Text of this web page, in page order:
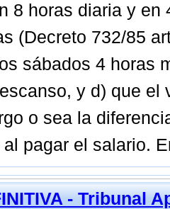
8 horas diaria y
(Decreto 732/85
sábados 4 horas
y d) que el
o sea la
pagar el salario.
- Tribunal